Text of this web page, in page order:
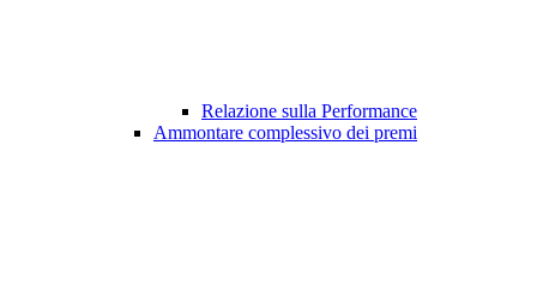
Relazione sulla Performance
Ammontare complessivo dei premi